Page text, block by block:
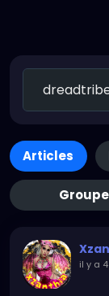
Articles
il y a